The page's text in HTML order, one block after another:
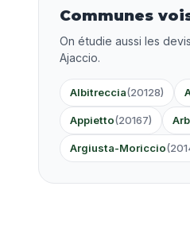
Communes
On étudie aussi les
Ajaccio.
Albitreccia(20128)
Appietto(20167)
Argiusta-Moriccio